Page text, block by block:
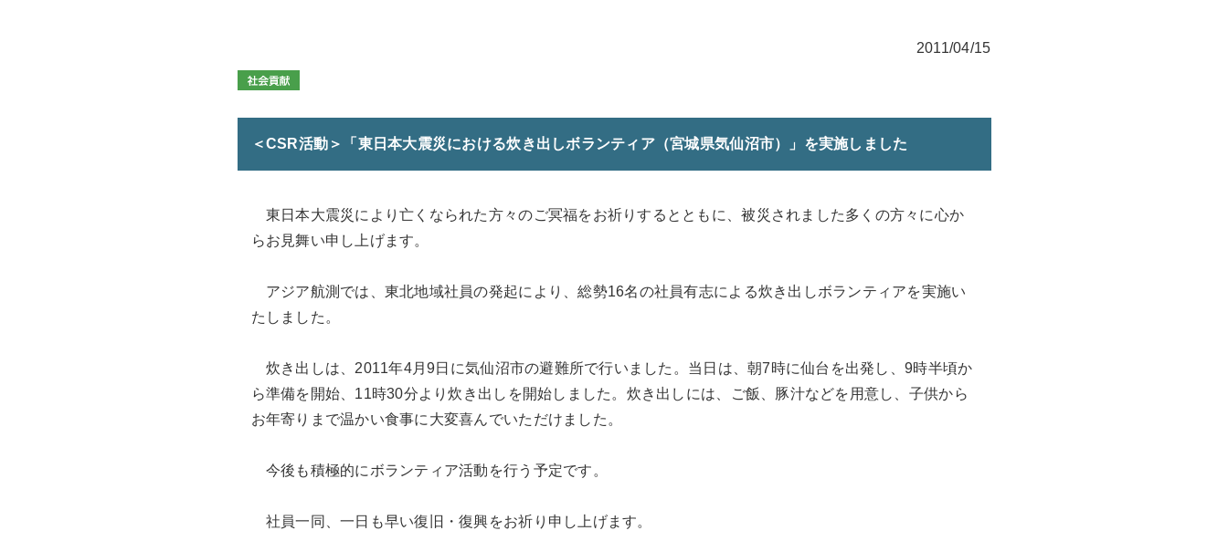
2011/04/15
＜CSR活動＞「東日本大震災における炊き出しボランティア（宮城県気仙沼市）」を実施しました
東日本大震災により亡くなられた方々のご冥福をお祈りするとともに、被災されました多くの方々に心か
らお見舞い申し上げます。
アジア航測では、東北地域社員の発起により、総勢16名の社員有志による炊き出しボランティアを実施い
たしました。
炊き出しは、2011年4月9日に気仙沼市の避難所で行いました。当日は、朝7時に仙台を出発し、9時半頃か
ら準備を開始、11時30分より炊き出しを開始しました。炊き出しには、ご飯、豚汁などを用意し、子供から
お年寄りまで温かい食事に大変喜んでいただけました。
今後も積極的にボランティア活動を行う予定です。
社員一同、一日も早い復旧・復興をお祈り申し上げます。